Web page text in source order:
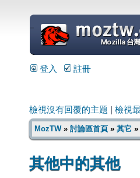
=
登入 註冊
檢視沒有回覆的主題 檢視
MozTW» 討論區首頁 » 其它 »
其他中的其他